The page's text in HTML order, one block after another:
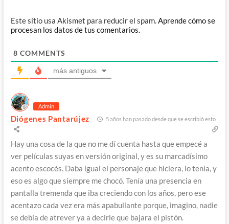
Este sitio usa Akismet para reducir el spam.Aprende cómo se
procesan los datos de tus comentarios.
8 COMMENTS
más antiguos
Admin
Diógenes Pantarújez 5 años han pasado desde que se escribió esto
Hay una cosa de la que no me dí cuenta hasta que empecé a
ver películas suyas en versión original, y es su marcadísimo
acento escocés. Daba igual el personaje que hiciera, lo tenía, y
eso es algo que siempre me chocó. Tenía una presencia en
pantalla tremenda que iba creciendo con los años, pero ese
acentazo cada vez era más apabullante porque, imagino, nadie
se debía de atrever ya a decirle que bajara el pistón.